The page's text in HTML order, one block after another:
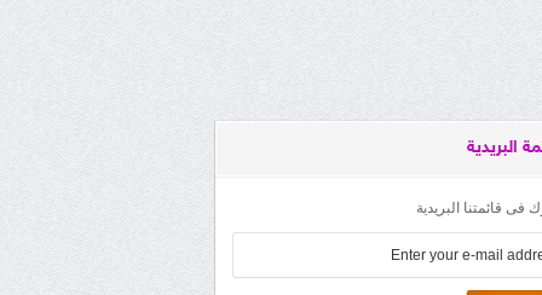
البريدية
فى قائمتنا البريدية